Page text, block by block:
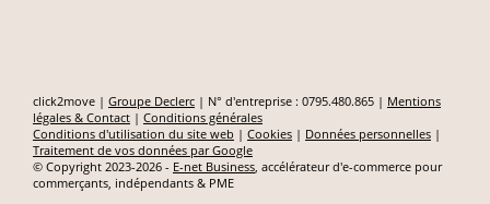
click2move | Groupe Declerc | N° d'entreprise : 0795.480.865 | Mentions
légales & Contact | Conditions générales
Conditions d'utilisation du site web | Cookies | Données personnelles |
Traitement de vos données par Google
© Copyright 2023-2026 - E-net Business, accélérateur d'e-commerce pour
commerçants, indépendants & PME